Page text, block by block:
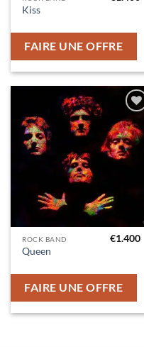
Kiss
FAIRE UNE OFFRE
Ajouter
à la liste
d’envies
ROCK BAND
Queen
€1.400
FAIRE UNE OFFRE